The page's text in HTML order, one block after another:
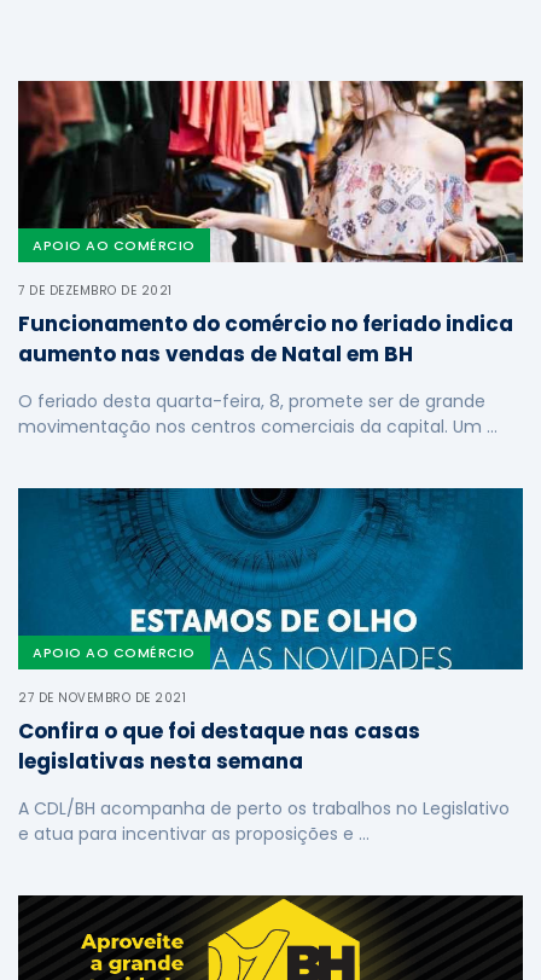
APOIO AO COMÉRCIO
7 DE DEZEMBRO DE 2021
Funcionamento do comércio no feriado indica
aumento nas vendas de Natal em BH
O feriado desta quarta-feira, 8, promete ser de grande
movimentação nos centros comerciais da capital. Um …
APOIO AO COMÉRCIO
27 DE NOVEMBRO DE 2021
Confira o que foi destaque nas casas
legislativas nesta semana
A CDL/BH acompanha de perto os trabalhos no Legislativo
e atua para incentivar as proposições e …